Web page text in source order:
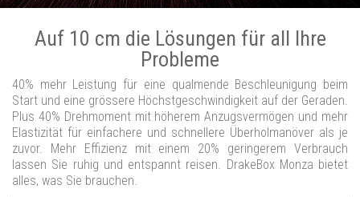
Auf 10 cm die Lösungen für all Ihre
Probleme
40% mehr Leistung für eine qualmende Beschleunigung beim
Start und eine grössere Höchstgeschwindigkeit auf der Geraden.
Plus 40% Drehmoment mit höherem Anzugsvermögen und mehr
Elastizität für einfachere und schnellere Überholmanöver als je
zuvor. Mehr Effizienz mit einem 20% geringerem Verbrauch
lassen Sie ruhig und entspannt reisen. DrakeBox Monza bietet
alles, was Sie brauchen.